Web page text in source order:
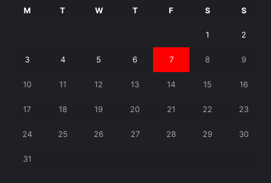
M T W T F S S
1 2
3 4 5 6 7 8 9
10 11 12 13 14 15 16
17 18 19 20 21 22 23
24 25 26 27 28 29 30
31